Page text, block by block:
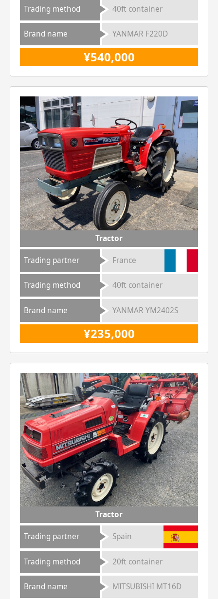
Trading method 40ft container
Brand name YANMAR F220D
¥540,000
Tractor
Trading partner France
Trading method 40ft container
Brand name YANMAR YM2402S
¥235,000
Tractor
Trading partner Spain
Trading method 20ft container
Brand name MITSUBISHI MT16D